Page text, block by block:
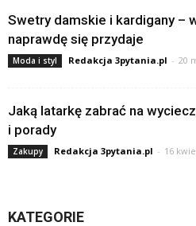
Swetry damskie i kardigany –
naprawdę się przydaje
Moda i styl Redakcja 3pytania.pl - 20
Jaką latarkę zabrać na
i porady
Zakupy Redakcja 3pytania.pl - 16
KATEGORIE